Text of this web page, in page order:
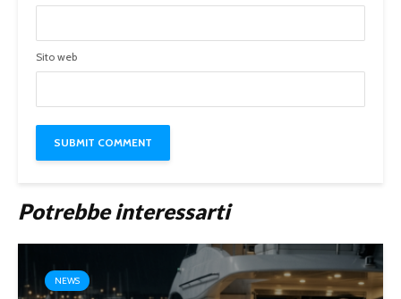
Sito web
Potrebbe interessarti
NEWS